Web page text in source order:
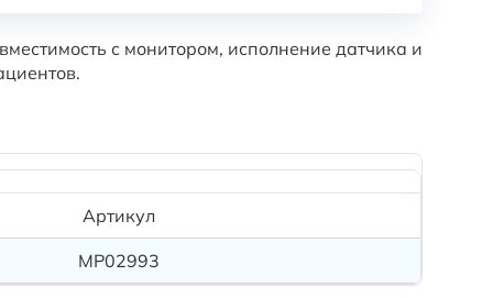
с монитором, исполнение датчика и
Артикул
MP02993